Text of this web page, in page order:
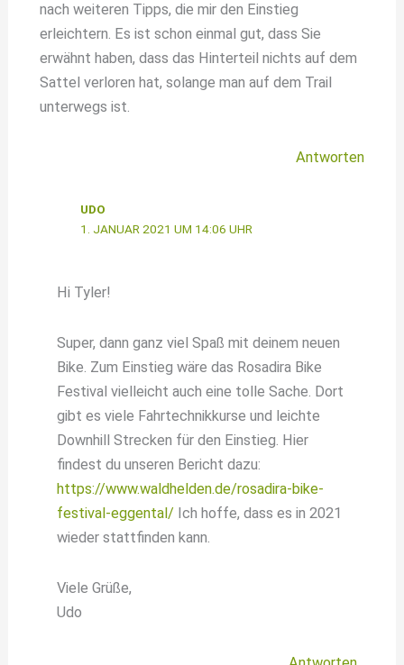
nach weiteren Tipps, die mir den Einstieg
erleichtern. Es ist schon einmal gut, dass Sie
erwähnt haben, dass das Hinterteil nichts auf dem
Sattel verloren hat, solange man auf dem Trail
unterwegs ist.
Antworten
UDO
1. JANUAR 2021 UM 14:06 UHR
Hi Tyler!
Super, dann ganz viel Spaß mit deinem neuen
Bike. Zum Einstieg wäre das Rosadira Bike
Festival vielleicht auch eine tolle Sache. Dort
gibt es viele Fahrtechnikkurse und leichte
Downhill Strecken für den Einstieg. Hier
findest du unseren Bericht dazu:
https://www.waldhelden.de/rosadira-bike-
festival-eggental/ Ich hoffe, dass es in 2021
wieder stattfinden kann.
Viele Grüße,
Udo